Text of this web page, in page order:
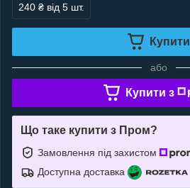
240 ₴ від 5 шт.
Купити
або
Купити з
Що таке купити з Пром?
Замовлення під захистом
Доступна доставка